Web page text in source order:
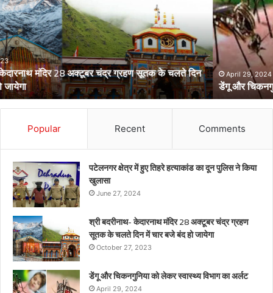
को
लेकर
स्वास्थ्य
विभाग
का
अर्लटApril 29, 2024
डेंगू और चिकनगुनिया को लेकर स्वास्थ्य विभाग का अर्लट
Popular Recent Comments
पटेलनगर क्षेत्र में हुए तिहरे हत्याकांड का दून पुलिस ने किया
खुलासा
June 27, 2024
श्री बदरीनाथ- केदारनाथ मंदिर 28 अक्टूबर चंद्र ग्रहण
सूतक के चलते दिन में चार बजे बंद हो जायेगा
October 27, 2023
डेंगू और चिकनगुनिया को लेकर स्वास्थ्य विभाग का अर्लट
April 29, 2024